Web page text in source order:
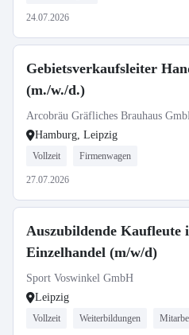
24.07.2026
Gebietsverkaufsleiter
(m./w./d.)
Arcobräu Gräfliches Brauhaus
Hamburg, Leipzig
Vollzeit Firmenwagen
27.07.2026
Auszubildende Kaufleute
Einzelhandel (m/w/d)
Sport Voswinkel GmbH
Leipzig
Vollzeit Weiterbildungen